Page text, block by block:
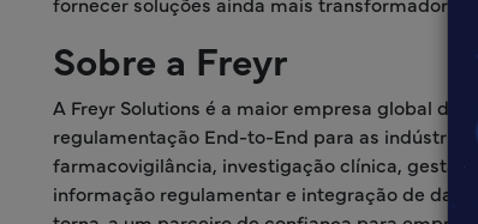
Sobre a Freyr
A Freyr Solutions é a maior empresa global de
regulamentação End-to-End para as
farmacovigilância, investigação clínica, gestão
informação regulamentar e integração de